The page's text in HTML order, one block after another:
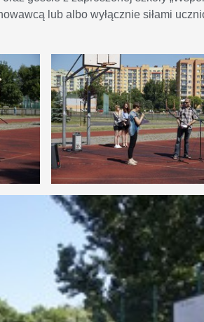
lub albo wyłącznie siłami